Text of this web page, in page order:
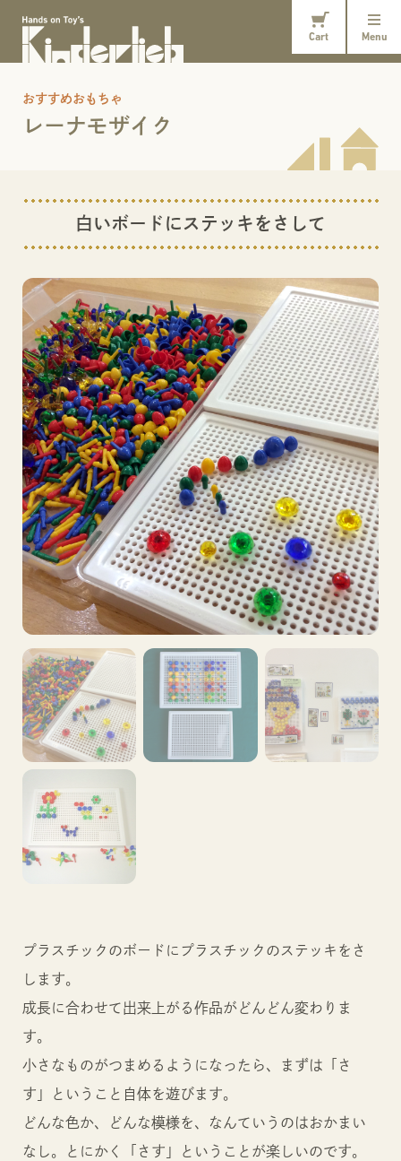
Cart Menu
おすすめおもちゃ
レーナモザイク
白いボードにステッキをさして
プラスチックのボードにプラスチックのステッキをさ
します。
成長に合わせて出来上がる作品がどんどん変わりま
す。
小さなものがつまめるようになったら、まずは「さ
す」ということ自体を遊びます。
どんな色か、どんな模様を、なんていうのはおかまい
なし。とにかく「さす」ということが楽しいのです。